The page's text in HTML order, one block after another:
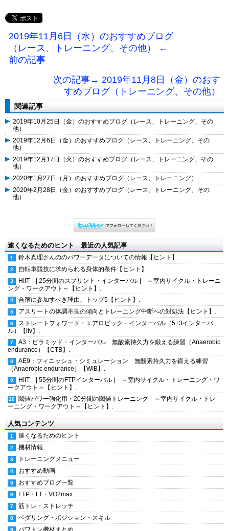
2019年11月6日（水）のおすすめブログ
（レース、トレーニング、その他） ←
前の記事
次の記事→ 2019年11月8日（金）のおす
すめブログ（トレーニング、その他）
関連記事
2019年10月25日（金）のおすすめブログ（レース、トレーニング、その
他）
2019年12月6日（金）のおすすめブログ（レース、トレーニング、その
他）
2019年12月17日（火）のおすすめブログ（レース、トレーニング、その
他）
2020年1月27日（月）のおすすめブログ（レース、トレーニング）
2020年2月28日（金）のおすすめブログ（レース、トレーニング、その
他）
速くなるためのヒント 最近の人気記事
鈴木真理さんののパワーデータについての情報【ヒント】.
自転車競技に求められる身体的条件【ヒント】.
HIIT | 25分間のスプリント・インターバル | ～室内サイクル・トレーニ
ング・ワークアウト～【ヒント】.
合宿に参加すべき理由、トップ5【ヒント】.
アスリートの体調不良の傾向とトレーニング中断への対処法【ヒント】.
ストレートフォワード・エアロビック・インターバル（5+3インターバ
ル）【itv】.
A3：ピラミッド・インターバル 無酸素持久力を鍛える練習（Anaerobic
endurance）【CTB】.
AE9：フィニッシュ・シミュレーション 無酸素持久力を鍛える練習
（Anaerobic endurance）【WIB】.
HIIT | 55分間のFTPインターバル | ～室内サイクル・トレーニング・ワ
ークアウト～【ヒント】.
閾値パワー強化用・20分間の閾値トレーニング ～室内サイクル・トレ
ーニング・ワークアウト～【ヒント】.
人気コンテンツ
速くなるためのヒント
機材情報
トレーニングメニュー
おすすめ動画
おすすめブログ一覧
FTP・LT・VO2max
筋トレ・ストレッチ
ペダリング・ポジション・スキル
パワトレ機材まとめ